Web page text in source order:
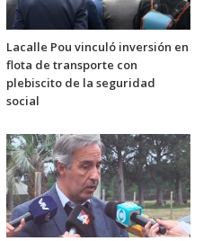
Lacalle Pou vinculó inversión en
flota de transporte con
plebiscito de la seguridad
social